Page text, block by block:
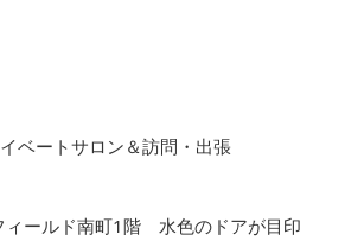
ベートサロン＆訪問・出張
ィールド南町1階 水色のドアが目印